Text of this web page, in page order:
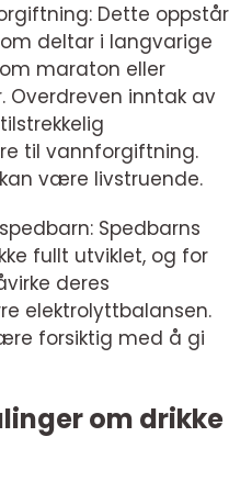
Dette oppstår
deltar i langvarige
maraton eller
Overdreven inntak av
til vannforgiftning.
være livstruende.
Spedbarns
fullt utviklet, og for
deres
elektrolyttbalansen.
forsiktig med å gi
om drikke